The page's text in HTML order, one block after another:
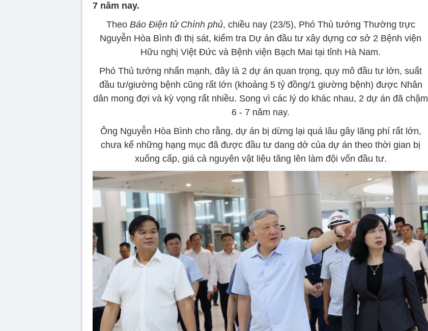
7 năm nay.
Theo Báo Điện tử Chính phủ, chiều nay (23/5), Phó Thủ tướng Thường trực
Nguyễn Hòa Bình đi thị sát, kiểm tra Dự án đầu tư xây dựng cơ sở 2 Bệnh viện
Hữu nghị Việt Đức và Bệnh viện Bạch Mai tại tỉnh Hà Nam.
Phó Thủ tướng nhấn mạnh, đây là 2 dự án quan trọng, quy mô đầu tư lớn, suất
đầu tư/giường bệnh cũng rất lớn (khoảng 5 tỷ đồng/1 giường bệnh) được Nhân
dân mong đợi và kỳ vọng rất nhiều. Song vì các lý do khác nhau, 2 dự án đã chậm
6 - 7 năm nay.
Ông Nguyễn Hòa Bình cho rằng, dự án bị dừng lại quá lâu gây lãng phí rất lớn,
chưa kể những hạng mục đã được đầu tư dang dở của dự án theo thời gian bị
xuống cấp, giá cả nguyên vật liệu tăng lên làm đội vốn đầu tư.